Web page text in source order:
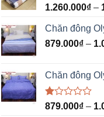
1.260.000₫ –
Chăn đông
879.000₫ –
Chăn đông
Được
879.000₫ –